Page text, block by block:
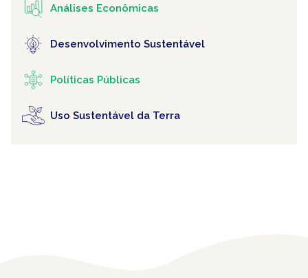
Análises Econômicas
Desenvolvimento Sustentável
Políticas Públicas
Uso Sustentável da Terra